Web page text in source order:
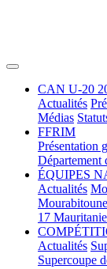
CAN U-20
Actualités
Médias
FFRIM
Présentation
Département
ÉQUIPES
Actualités
17
Actualités
Supercoupe